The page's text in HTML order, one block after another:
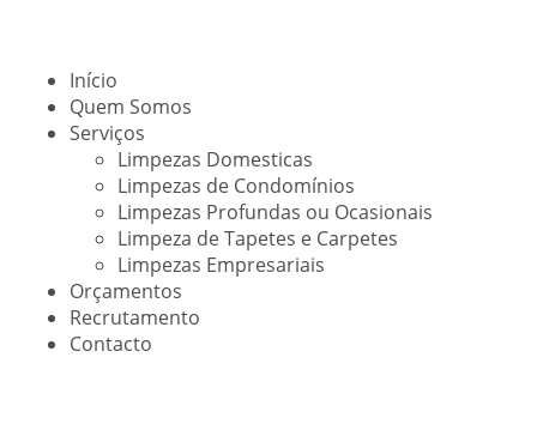
Início
Quem Somos
Serviços
Limpezas Domesticas
Limpezas de Condomínios
Limpezas Profundas ou Ocasionais
Limpeza de Tapetes e Carpetes
Limpezas Empresariais
Orçamentos
Recrutamento
Contacto